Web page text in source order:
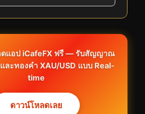
ดแอป iCafeFX ฟรี — รับสัญญาณ
ละทองคำ XAU/USD แบบ Real-
time
ดาวน์โหลดเลย